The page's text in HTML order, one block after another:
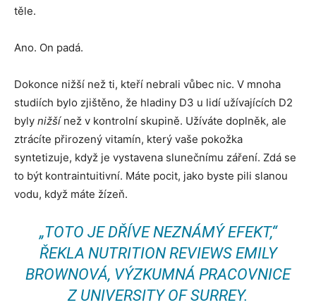
těle.
Ano. On padá.
Dokonce nižší než ti, kteří nebrali vůbec nic. V mnoha
studiích bylo zjištěno, že hladiny D3 u lidí užívajících D2
byly nižšínež v kontrolní skupině. Užíváte doplněk, ale
ztrácíte přirozený vitamín, který vaše pokožka
syntetizuje, když je vystavena slunečnímu záření. Zdá se
to být kontraintuitivní. Máte pocit, jako byste pili slanou
vodu, když máte žízeň.
„TOTO JE DŘÍVE NEZNÁMÝ EFEKT,“
ŘEKLA NUTRITION REVIEWSEMILY
BROWNOVÁ, VÝZKUMNÁ PRACOVNICE
Z UNIVERSITY OF SURREY.